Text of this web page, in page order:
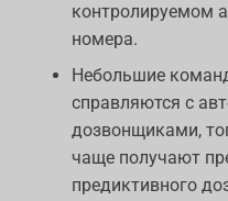
контролируемом
номера.
Небольшие
справляются с
дозвонщиками,
чаще получают
предиктивного